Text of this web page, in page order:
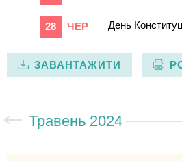
28 ЧЕР День
ЗАВАНТАЖИТИ
Травень 2024